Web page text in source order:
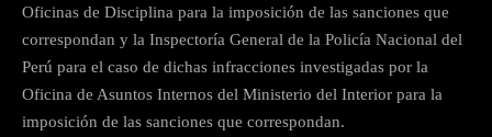
Oficinas de Disciplina para la imposición de las sanciones que
correspondan y la Inspectoría General de la Policía Nacional del
Perú para el caso de dichas infracciones investigadas por la
Oficina de Asuntos Internos del Ministerio del Interior para la
imposición de las sanciones que correspondan.